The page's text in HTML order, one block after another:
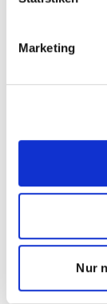
Marketing
Nur